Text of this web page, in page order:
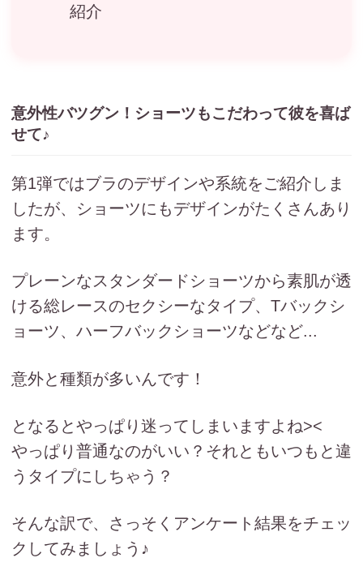
紹介
意外性バツグン！ショーツもこだわって彼を喜ば
せて♪
第1弾ではブラのデザインや系統をご紹介しま
したが、ショーツにもデザインがたくさんあり
ます。
プレーンなスタンダードショーツから素肌が透
ける総レースのセクシーなタイプ、Tバックシ
ョーツ、ハーフバックショーツなどなど...
意外と種類が多いんです！
となるとやっぱり迷ってしまいますよね><
やっぱり普通なのがいい？それともいつもと違
うタイプにしちゃう？
そんな訳で、さっそくアンケート結果をチェッ
クしてみましょう♪